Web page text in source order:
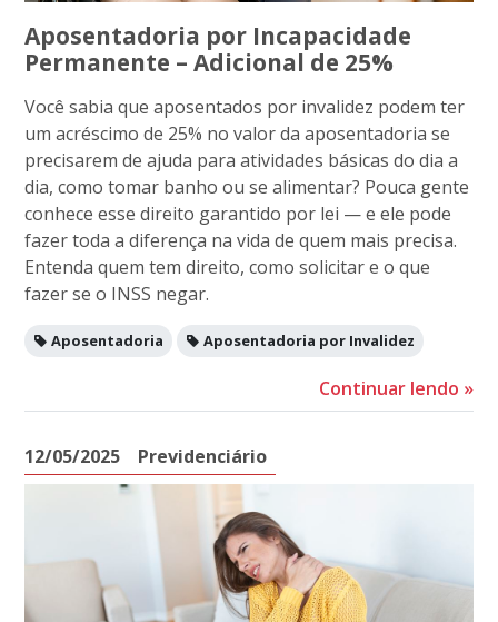
Aposentadoria por Incapacidade
Permanente – Adicional de 25%
Você sabia que aposentados por invalidez podem ter
um acréscimo de 25% no valor da aposentadoria se
precisarem de ajuda para atividades básicas do dia a
dia, como tomar banho ou se alimentar? Pouca gente
conhece esse direito garantido por lei — e ele pode
fazer toda a diferença na vida de quem mais precisa.
Entenda quem tem direito, como solicitar e o que
fazer se o INSS negar.
Aposentadoria Aposentadoria por Invalidez
Continuar lendo »
12/05/2025 Previdenciário